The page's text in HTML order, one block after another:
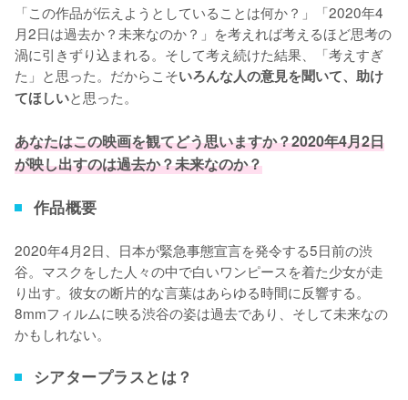
「この作品が伝えようとしていることは何か？」「2020年4
月2日は過去か？未来なのか？」を考えれば考えるほど思考の
渦に引きずり込まれる。そして考え続けた結果、「考えすぎ
た」と思った。だからこそいろんな人の意見を聞いて、助け
てほしいと思った。
あなたはこの映画を観てどう思いますか？2020年4月2日
が映し出すのは過去か？未来なのか？
作品概要
2020年4月2日、日本が緊急事態宣言を発令する5日前の渋
谷。マスクをした人々の中で白いワンピースを着た少女が走
り出す。彼女の断片的な言葉はあらゆる時間に反響する。
8mmフィルムに映る渋谷の姿は過去であり、そして未来なの
かもしれない。
シアタープラスとは？